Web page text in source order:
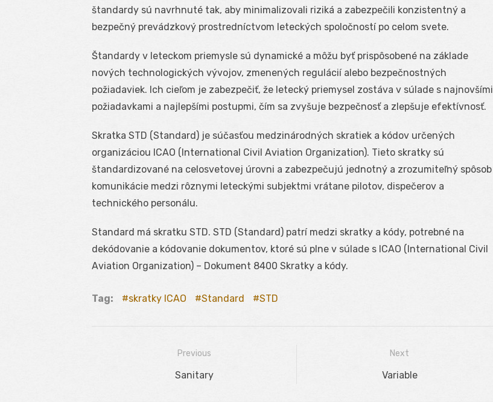
štandardy sú navrhnuté tak, aby minimalizovali riziká a zabezpečili konzistentný a
bezpečný prevádzkový prostredníctvom leteckých spoločností po celom svete.
Štandardy v leteckom priemysle sú dynamické a môžu byť prispôsobené na základe
nových technologických vývojov, zmenených regulácií alebo bezpečnostných
požiadaviek. Ich cieľom je zabezpečiť, že letecký priemysel zostáva v súlade s najnovšími
požiadavkami a najlepšími postupmi, čím sa zvyšuje bezpečnosť a zlepšuje efektívnosť.
Skratka STD (Standard) je súčasťou medzinárodných skratiek a kódov určených
organizáciou ICAO (International Civil Aviation Organization). Tieto skratky sú
štandardizované na celosvetovej úrovni a zabezpečujú jednotný a zrozumiteľný spôsob
komunikácie medzi rôznymi leteckými subjektmi vrátane pilotov, dispečerov a
technického personálu.
Standard má skratku STD. STD (Standard) patrí medzi skratky a kódy, potrebné na
dekódovanie a kódovanie dokumentov, ktoré sú plne v súlade s ICAO (International Civil
Aviation Organization) – Dokument 8400 Skratky a kódy.
Tag: skratky ICAO Standard STD
Previous
Previous
Sanitary
Next
Next
Variable